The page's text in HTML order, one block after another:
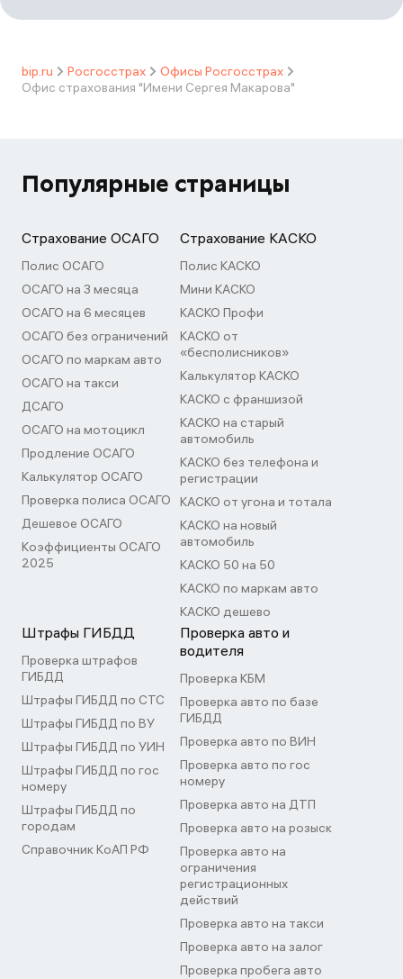
bip.ru Росгосстрах
Офисы Росгосстрах
Офис страхования "Имени Сергея Макарова"
Популярные страницы
Страхование ОСАГО
Полис ОСАГО
ОСАГО на 3 месяца
ОСАГО на 6 месяцев
ОСАГО без ограничений
ОСАГО по маркам авто
ОСАГО на такси
ДСАГО
ОСАГО на мотоцикл
Продление ОСАГО
Калькулятор ОСАГО
Проверка полиса ОСАГО
Дешевое ОСАГО
Коэффициенты ОСАГО
2025
Страхование КАСКО
Полис КАСКО
Мини КАСКО
КАСКО Профи
КАСКО от
«бесполисников»
Калькулятор КАСКО
КАСКО с франшизой
КАСКО на старый
автомобиль
КАСКО без телефона и
регистрации
КАСКО от угона и тотала
КАСКО на новый
автомобиль
КАСКО 50 на 50
КАСКО по маркам авто
КАСКО дешево
Штрафы ГИБДД
Проверка штрафов
ГИБДД
Штрафы ГИБДД по СТС
Штрафы ГИБДД по ВУ
Штрафы ГИБДД по УИН
Штрафы ГИБДД по гос
номеру
Штрафы ГИБДД по
городам
Справочник КоАП РФ
Проверка авто и
водителя
Проверка КБМ
Проверка авто по базе
ГИБДД
Проверка авто по ВИН
Проверка авто по гос
номеру
Проверка авто на ДТП
Проверка авто на розыск
Проверка авто на
ограничения
регистрационных
действий
Проверка авто на такси
Проверка авто на залог
Проверка пробега авто